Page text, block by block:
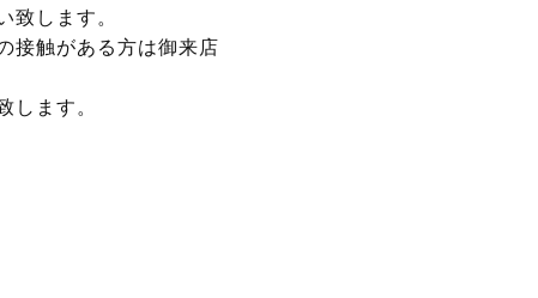
します。
接触がある方は御来店
します。